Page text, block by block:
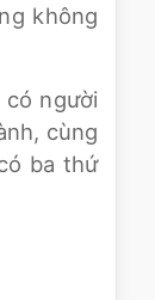
không
người
cùng
ba thứ